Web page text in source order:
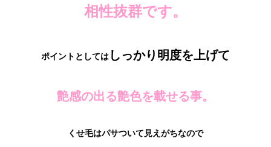
相性抜群です。
ポイントとしては しっかり明度を上げて
艶感の出る艶色を載せる事。
くせ毛はパサついて見えがちなので